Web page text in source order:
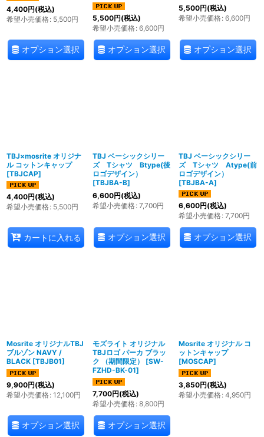
4,400円(税込)
希望小売価格: 5,500円
オプション選択
5,500円(税込)
希望小売価格: 6,600円
オプション選択
5,500円(税込)
希望小売価格: 6,600円
オプション選択
TBJ×mosrite オリジナ
ル コットンキャップ
[TBJCAP]
4,400円(税込)
希望小売価格: 5,500円
カートに入れる
TBJ ベーシックシリー
ズ Tシャツ Btype(後
ロゴデザイン）
[TBJBA-B]
6,600円(税込)
希望小売価格: 7,700円
オプション選択
TBJ ベーシックシリー
ズ Tシャツ Atype(前
ロゴデザイン）
[TBJBA-A]
6,600円(税込)
希望小売価格: 7,700円
オプション選択
Mosrite オリジナルTBJ
ブルゾン NAVY /
BLACK [TBJB01]
9,900円(税込)
希望小売価格: 12,100円
オプション選択
モズライト オリジナル
TBJロゴ パーカ ブラッ
ク （期間限定）
[SW-
FZHD-BK-01]
7,700円(税込)
希望小売価格: 8,800円
オプション選択
Mosrite オリジナル コ
ットンキャップ
[MOSCAP]
3,850円(税込)
希望小売価格: 4,950円